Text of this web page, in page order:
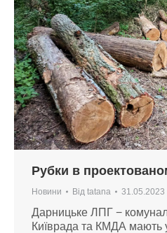
Рубки в
Новини Від tatana 31.05.2023
Дарницьке ЛПГ −
Київрада та КМДА мають